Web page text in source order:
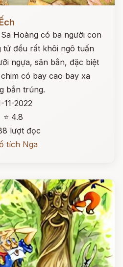
Hoàng có ba người con
tử đều rất khôi ngô tuấn
ngựa, săn bắn, đặc biệt
có bay cao bay xa
bắn trúng.
11-2022
⭐ 4.8
lượt đọc
tích Nga